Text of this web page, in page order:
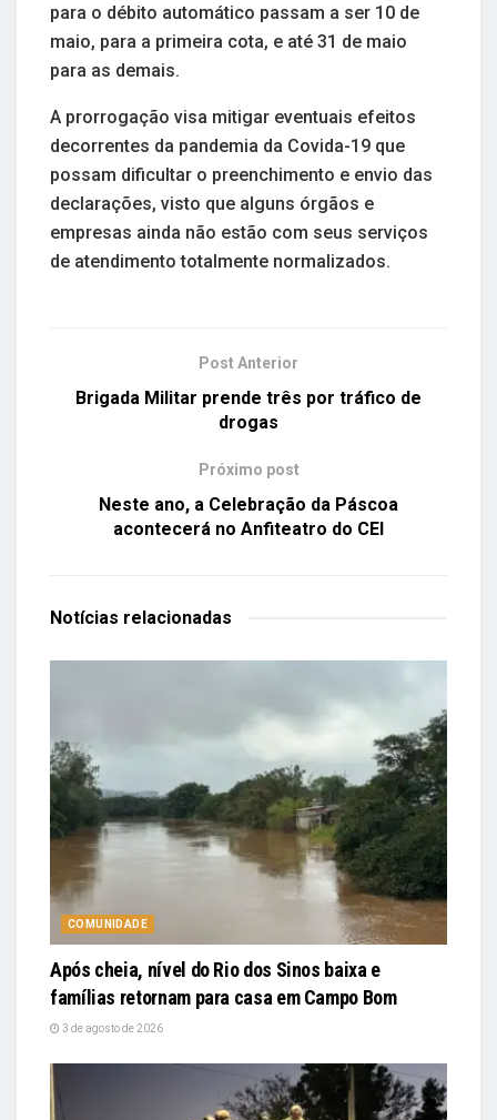
para o débito automático passam a ser 10 de
maio, para a primeira cota, e até 31 de maio
para as demais.
A prorrogação visa mitigar eventuais efeitos
decorrentes da pandemia da Covida-19 que
possam dificultar o preenchimento e envio das
declarações, visto que alguns órgãos e
empresas ainda não estão com seus serviços
de atendimento totalmente normalizados.
Post Anterior
Brigada Militar prende três por tráfico de
drogas
Próximo post
Neste ano, a Celebração da Páscoa
acontecerá no Anfiteatro do CEI
Notícias relacionadas
COMUNIDADE
Após cheia, nível do Rio dos Sinos baixa e
famílias retornam para casa em Campo Bom
3 de agosto de 2026